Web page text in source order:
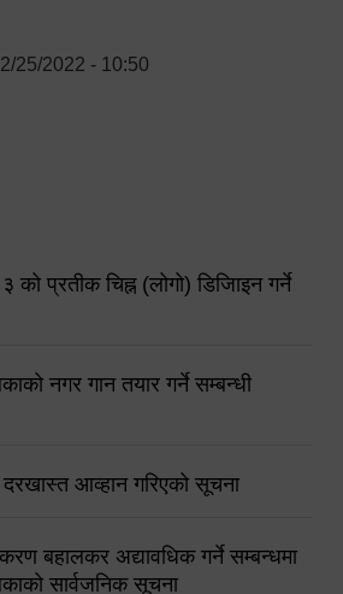
25/2022 - 10:50
को प्रतीक चिह्न (लोगो) डिजिाइन गर्ने
नगर गान तयार गर्ने सम्बन्धी
आव्हान गरिएको सूचना
बहालकर अद्यावधिक गर्ने सम्बन्धमा
सार्वजनिक सूचना